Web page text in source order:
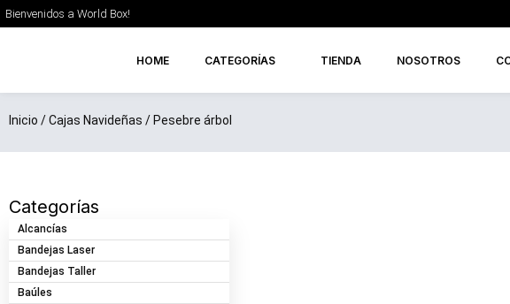
IrBienvenidos a World Box!
HOME CATEGORÍAS TIENDA NOSOTROS
Inicio /Cajas Navideñas / Pesebre árbol
Categorías
Alcancías
Bandejas Laser
Bandejas Taller
Baúles